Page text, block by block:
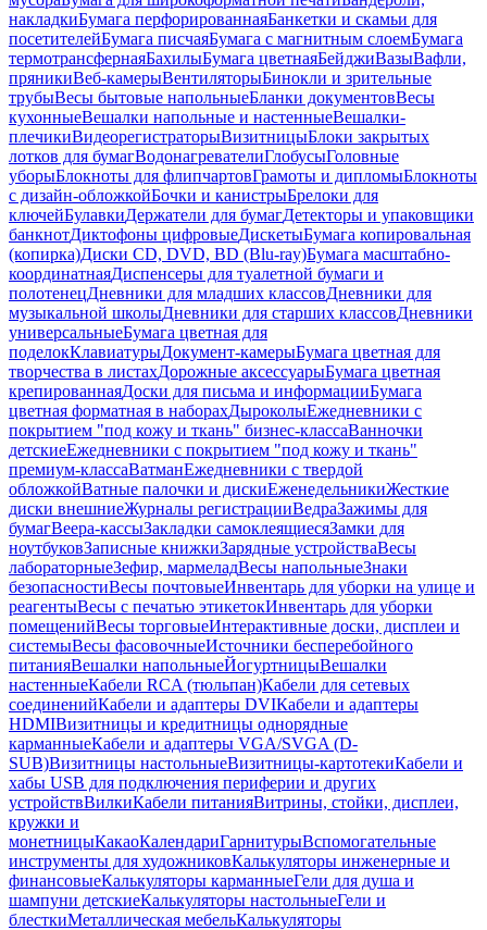
накладкиБумага перфорированнаяБанкетки и скамьи для
посетителейБумага писчаяБумага с магнитным слоемБумага
термотрансфернаяБахилыБумага цветнаяБейджиВазыВафли,
пряникиВеб-камерыВентиляторыБинокли и зрительные
трубыВесы бытовые напольныеБланки документовВесы
кухонныеВешалки напольные и настенныеВешалки-
плечикиВидеорегистраторыВизитницыБлоки закрытых
лотков для бумагВодонагревателиГлобусыГоловные
уборыБлокноты для флипчартовГрамоты и дипломыБлокноты
с дизайн-обложкойБочки и канистрыБрелоки для
ключейБулавкиДержатели для бумагДетекторы и упаковщики
банкнотДиктофоны цифровыеДискетыБумага копировальная
(копирка)Диски CD, DVD, BD (Blu-ray)Бумага масштабно-
координатнаяДиспенсеры для туалетной бумаги и
полотенецДневники для младших классовДневники для
музыкальной школыДневники для старших классовДневники
универсальныеБумага цветная для
поделокКлавиатурыДокумент-камерыБумага цветная для
творчества в листахДорожные аксессуарыБумага цветная
крепированнаяДоски для письма и информацииБумага
цветная форматная в наборахДыроколыЕжедневники с
покрытием "под кожу и ткань" бизнес-классаВанночки
детскиеЕжедневники с покрытием "под кожу и ткань"
премиум-классаВатманЕжедневники с твердой
обложкойВатные палочки и дискиЕженедельникиЖесткие
диски внешниеЖурналы регистрацииВедраЗажимы для
бумагВеера-кассыЗакладки самоклеящиесяЗамки для
ноутбуковЗаписные книжкиЗарядные устройстваВесы
лабораторныеЗефир, мармеладВесы напольныеЗнаки
безопасностиВесы почтовыеИнвентарь для уборки на улице и
реагентыВесы с печатью этикетокИнвентарь для уборки
помещенийВесы торговыеИнтерактивные доски, дисплеи и
системыВесы фасовочныеИсточники бесперебойного
питанияВешалки напольныеЙогуртницыВешалки
настенныеКабели RCA (тюльпан)Кабели для сетевых
соединенийКабели и адаптеры DVIКабели и адаптеры
HDMIВизитницы и кредитницы однорядные
карманныеКабели и адаптеры VGA/SVGA (D-
SUB)Визитницы настольныеВизитницы-картотекиКабели и
хабы USB для подключения периферии и других
устройствВилкиКабели питанияВитрины, стойки, дисплеи,
кружки и
монетницыКакаоКалендариГарнитурыВспомогательные
инструменты для художниковКалькуляторы инженерные и
финансовыеКалькуляторы карманныеГели для душа и
шампуни детскиеКалькуляторы настольныеГели и
блесткиМеталлическая мебельКалькуляторы